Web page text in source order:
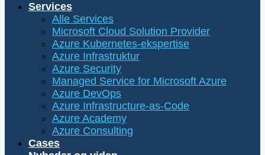
Services
Alle Services
Microsoft Cloud Solution Provider
Azure Kubernetes-ekspertise
Azure Infrastruktur
Azure Security
Managed Service for Microsoft Azure
Azure DevOps
Azure Infrastructure-as-Code
Azure Academy
Azure Consulting
Cases